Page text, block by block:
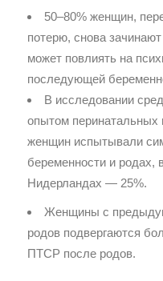
50–80% женщин,
потерю, снова
может повлиять на
последующей
В исследовании
опытом перинатальных
женщин испытывали
беременности и родах,
Нидерландах — 25%.
Женщины с
родов подвергаются
ПТСР после родов.